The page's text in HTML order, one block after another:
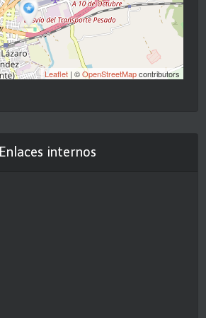
Leaflet| ©OpenStreetMapcontributors
Enlaces internos